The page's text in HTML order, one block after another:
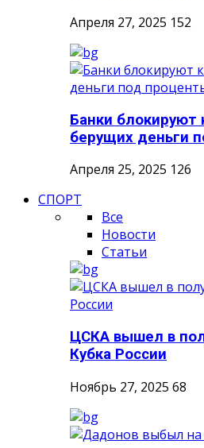
Апреля 27, 2025 152
Банки блокируют
берущих деньги
Апреля 25, 2025 126
СПОРТ
Все
Новости
Статьи
ЦСКА вышел в
Кубка России
Ноябрь 27, 2025 68